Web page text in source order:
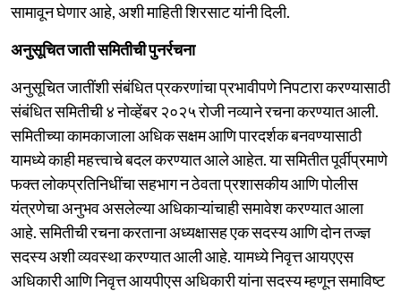
सामावून घेणार आहे, अशी माहिती शिरसाट यांनी दिली.
अनुसूचित जाती समितीची पुनर्रचना
अनुसूचित जातींशी संबंधित प्रकरणांचा प्रभावीपणे निपटारा करण्यासाठी
संबंधित समितीची ४ नोव्हेंबर २०२५ रोजी नव्याने रचना करण्यात आली.
समितीच्या कामकाजाला अधिक सक्षम आणि पारदर्शक बनवण्यासाठी
यामध्ये काही महत्त्वाचे बदल करण्यात आले आहेत. या समितीत पूर्वीप्रमाणे
फक्त लोकप्रतिनिधींचा सहभाग न ठेवता प्रशासकीय आणि पोलीस
यंत्रणेचा अनुभव असलेल्या अधिकाऱ्यांचाही समावेश करण्यात आला
आहे. समितीची रचना करताना अध्यक्षासह एक सदस्य आणि दोन तज्ज्ञ
सदस्य अशी व्यवस्था करण्यात आली आहे. यामध्ये निवृत्त आयएएस
अधिकारी आणि निवृत्त आयपीएस अधिकारी यांना सदस्य म्हणून समाविष्ट